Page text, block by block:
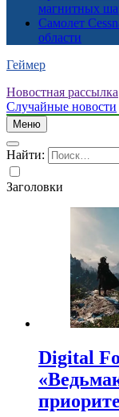
магнитных
Самолет
области
Геймер
Новостная рассылка
Случайные новости
Меню
Найти:
Заголовки
Digital